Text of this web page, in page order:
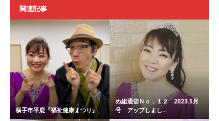
関連記事
横手市平鹿『福祉健康まつり』
め組通信Ｎｏ．１２ 2023.5月
号 アップしまし...